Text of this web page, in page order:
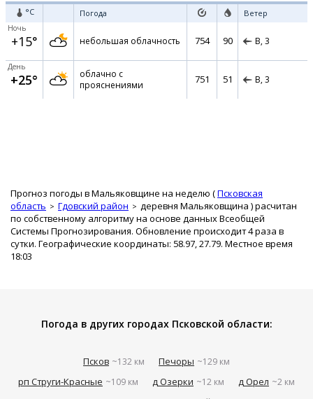
°C Погода Ветер
Ночь
+15° небольшая облачность 754 90 В, 3
День
+25°
облачно с
прояснениями
751 51 В, 3
Прогноз погоды в Мальяковщине на неделю (Псковская
область
Гдовский район деревня Мальяковщина ) расчитан
по собственному алгоритму на основе данных Всеобщей
Системы Прогнозирования. Обновление происходит 4 раза в
сутки. Географические координаты: 58.97, 27.79. Местное время
18:03
Погода в других городах Псковской области:
Псков ~132 км Печоры ~129 км
рп Струги-Красные ~109 км д Озерки ~12 км д Орел ~2 км